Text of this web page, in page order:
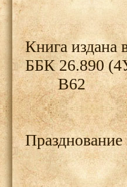
Книга издана
ББК 26.890
В62